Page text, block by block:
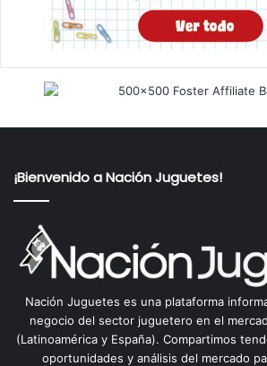
¡Bienvenido a Nación Juguetes!
Nación Juguetes es una plataforma
negocio del sector juguetero en el
(Latinoamérica y España). Compartimos
oportunidades y análisis del mercado